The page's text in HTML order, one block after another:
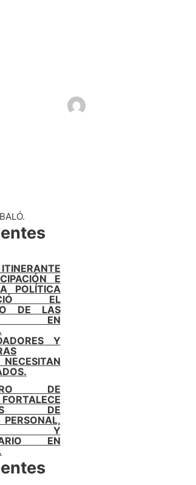
E
POLÍTICA
EL
DE LAS
EN
Y
DE
DE
Y
EN